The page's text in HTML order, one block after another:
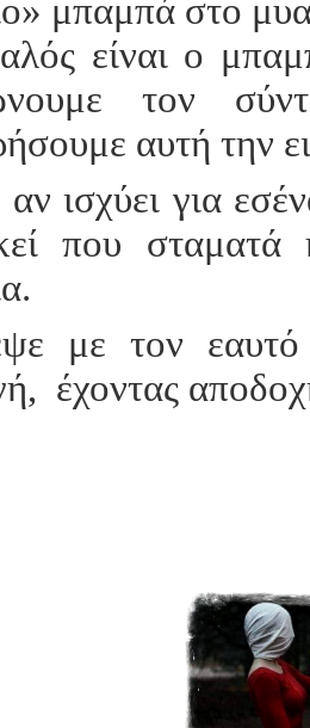
μπαμπά στο
είναι ο
τον
αυτή την
αν ισχύει για
που σταματά
με τον
έχοντας